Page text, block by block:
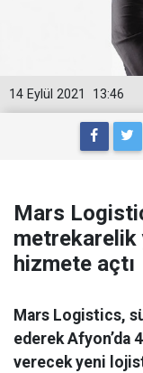
13:46
14 Eylül 2021
Mars
hizmete açtı
Mars Logistics,
ederek Afyon’da
verecek yeni